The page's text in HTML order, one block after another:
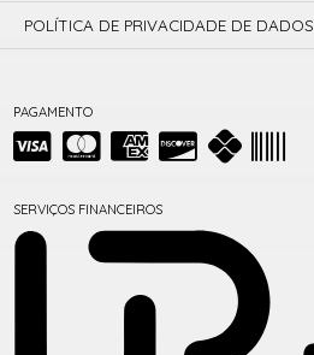
PAGAMENTO
SERVIÇOS FINANCEIROS
POLÍTICA DE PRIVACIDADE DE DADOS